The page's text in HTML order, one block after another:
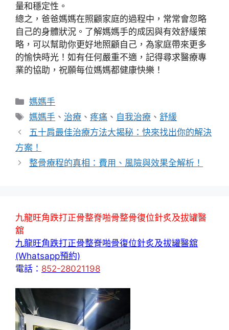
量和穩定性。
總之，爸爸媽媽在照顧家庭的過程中，常常會忽略
自己的身體狀況。了解媽媽手的成因與有效舒緩策
略，可以幫助你更好地照顧自己，為家庭帶來更多
的愉快時光！如有任何嚴重不適，記得尋求醫療專
業的協助，祝願每位媽媽都健康快樂！
分
類
媽媽手
標
籤
媽媽手 、 治療 、疼痛 、 自我治療 、舒緩
五十肩最佳治療方法大揭秘：快來找出你的解決
方案！
整骨療程的真相：費用、風險與效果全解析！
九龍旺角跌打正骨整脊啪骨整骨復位針炙及拔罐醫
舘
九龍旺角跌打正骨整脊啪骨復位針炙及拔罐醫舘
(Whatsapp預約)
電話： 852-28021198